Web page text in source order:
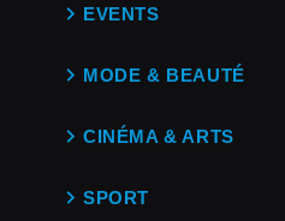
EVENTS
MODE & BEAUTÉ
CINÉMA & ARTS
SPORT